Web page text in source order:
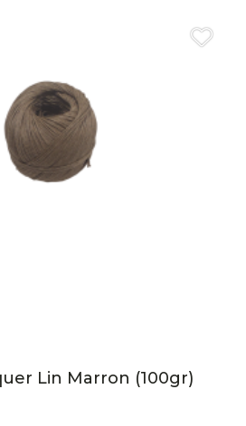
Lin Marron (100gr)